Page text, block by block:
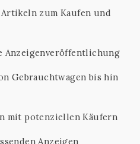
Artikeln zum Kaufen und
Anzeigenveröffentlichung
Gebrauchtwagen bis hin
mit potenziellen Käufern
Anzeigen